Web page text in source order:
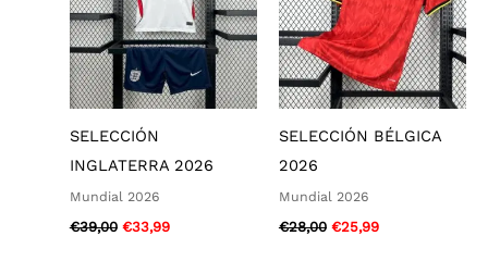
SELECCIÓN
INGLATERRA 2026
Mundial 2026
€39,00 €33,99
SELECCIÓN BÉLGICA
2026
Mundial 2026
€28,00 €25,99